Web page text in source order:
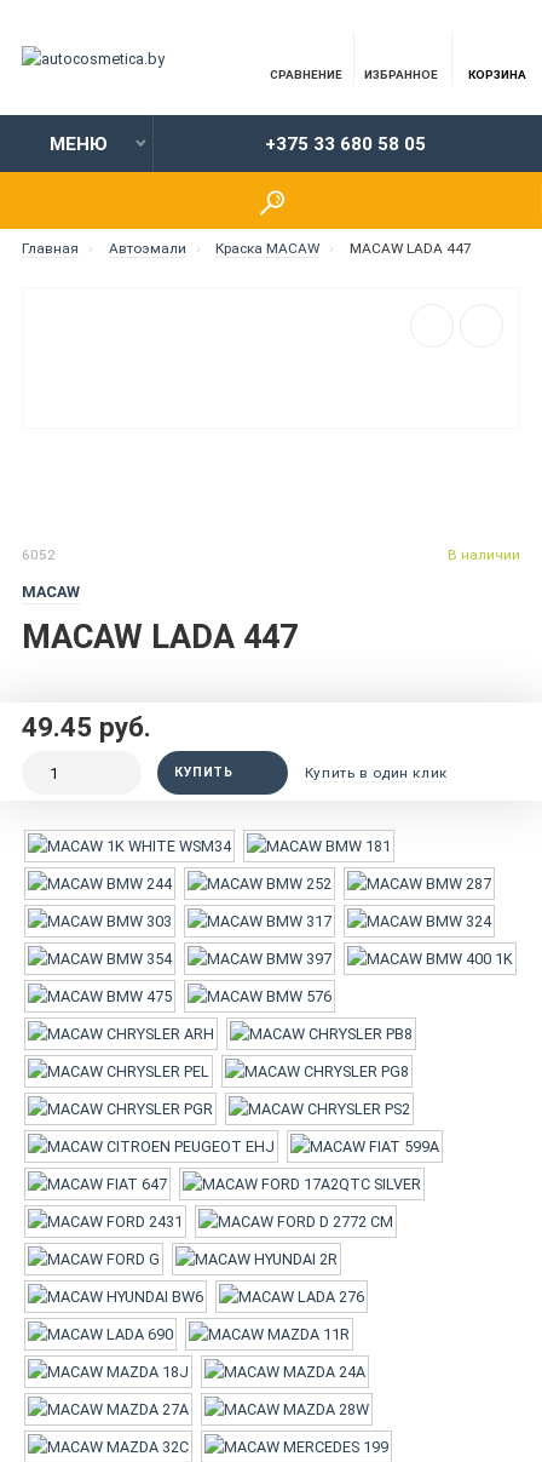
СРАВНЕНИЕ ИЗБРАННОЕ КОРЗИНА
МЕНЮ +375 33 680 58 05
Главная Автоэмали Краска MACAW MACAW LADA 447
6052
MACAW
MACAW LADA 447
В наличии
49.45 руб.
КУПИТЬ Купить в один клик